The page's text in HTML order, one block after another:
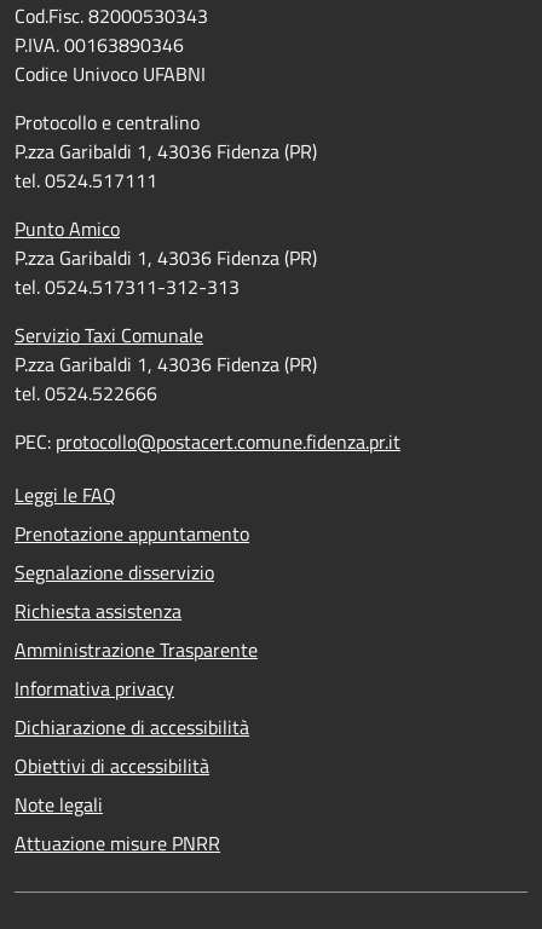
Cod.Fisc. 82000530343
P.IVA. 00163890346
Codice Univoco UFABNI
Protocollo e centralino
P.zza Garibaldi 1, 43036 Fidenza (PR)
tel. 0524.517111
Punto Amico
P.zza Garibaldi 1, 43036 Fidenza (PR)
tel. 0524.517311-312-313
Servizio Taxi Comunale
P.zza Garibaldi 1, 43036 Fidenza (PR)
tel. 0524.522666
PEC: protocollo@postacert.comune.fidenza.pr.it
Leggi le FAQ
Prenotazione appuntamento
Segnalazione disservizio
Richiesta assistenza
Amministrazione Trasparente
Informativa privacy
Dichiarazione di accessibilità
Obiettivi di accessibilità
Note legali
Attuazione misure PNRR